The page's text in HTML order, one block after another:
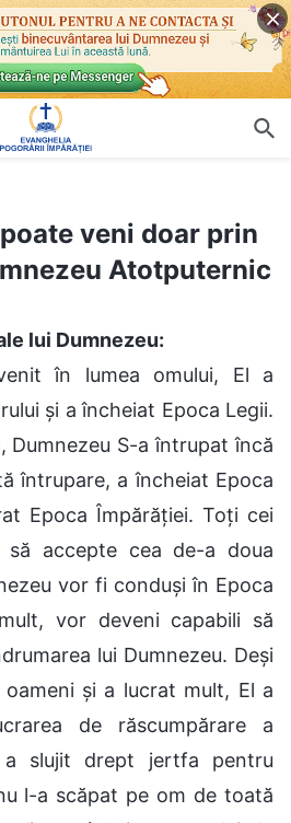
veni doar prin
Atotputernic
lui Dumnezeu:
în lumea omului, El a
și a încheiat Epoca Legii.
Dumnezeu S-a întrupat încă
întrupare, a încheiat Epoca
Epoca Împărăției. Toți cei
accepte cea de-a doua
vor fi conduși în Epoca
vor deveni capabili să
lui Dumnezeu. Deși
și a lucrat mult, El a
de răscumpărare a
slujit drept jertfa pentru
l-a scăpat pe om de toată